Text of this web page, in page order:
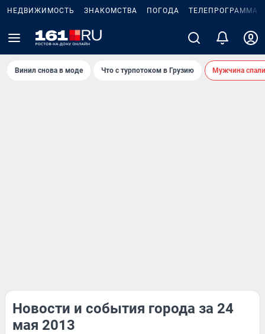
НЕДВИЖИМОСТЬ ЗНАКОМСТВА ПОГОДА ТЕЛЕПРОГРАММА
Винил снова в моде Что с турпотоком в Грузию Мужчина
Новости и события города за 24
мая 2013